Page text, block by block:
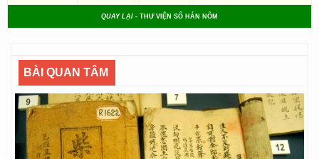
QUAY LẠI - THƯ VIỆN SỐ HÁN NÔM
BÀI QUAN TÂM